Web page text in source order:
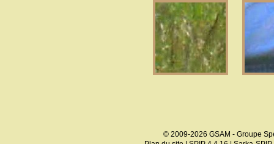
© 2009-2026 GSAM - Groupe